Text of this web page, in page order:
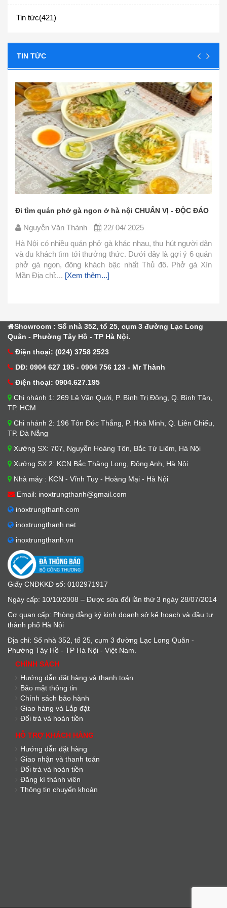
Tin tức(421)
TIN TỨC
Các nguyên liệu nấu phở bò đơn giản, dễ tìm - CỰC
CHUẨN
Nguyễn Văn Thành
22/ 04/ 2025
Phở là món ăn thơm ngon nhưng lại khá đơn giản trong
cách chế biến. Hôm nay mình xin chia sẻ cách nấu phở
đơn giản này và cùng vào bếp làm ngay với mình nhé.
Showroom : Số nhà 352, tổ 25, cụm 3 đường Lạc Long
Quân - Phường Tây Hồ - TP Hà Nội.
Điện thoại: (024) 3758 2523
DĐ: 0904 627 195 - 0904 756 123 - Mr Thành
Điện thoại: 0904.627.195
Chi nhánh 1: 269 Lê Văn Quới, P. Bình Trị Đông, Q. Bình Tân,
TP. HCM
Chi nhánh 2: 196 Tôn Đức Thắng, P. Hoà Minh, Q. Liên Chiểu,
TP. Đà Nẵng
Xưởng SX: 707, Nguyễn Hoàng Tôn, Bắc Từ Liêm, Hà Nội
Xưởng SX 2: KCN Bắc Thăng Long, Đông Anh, Hà Nội
Nhà máy : KCN - Vĩnh Tuy - Hoàng Mại - Hà Nội
Email: inoxtrungthanh@gmail.com
inoxtrungthanh.com
inoxtrungthanh.net
inoxtrungthanh.vn
Giấy CNĐKKD số: 0102971917
Ngày cấp: 10/10/2008 – Được sửa đổi lần thứ 3 ngày 28/07/2014
Cơ quan cấp: Phòng đằng ký kinh doanh sở kế hoạch và đầu tư
thành phố Hà Nội
Địa chỉ: Số nhà 352, tổ 25, cụm 3 đường Lạc Long Quân -
Phường Tây Hồ - TP Hà Nội - Việt Nam.
CHÍNH SÁCH
Hướng dẫn đặt hàng và thanh toán
Bảo mật thông tin
Chính sách bảo hành
Giao hàng và Lắp đặt
Đổi trả và hoàn tiền
HỖ TRỢ KHÁCH HÀNG
Hướng dẫn đặt hàng
Giao nhận và thanh toán
Đổi trả và hoàn tiền
Đăng kí thành viên
Thông tin chuyển khoản